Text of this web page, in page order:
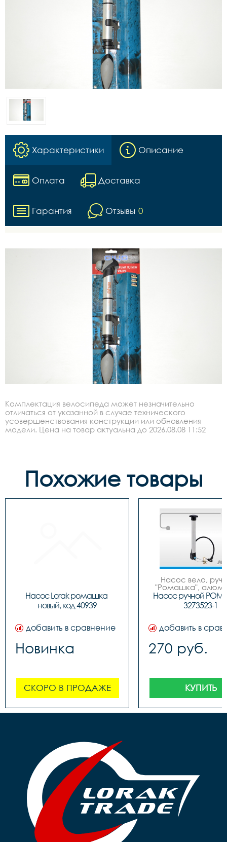
Характеристики Описание
Оплата Доставка
Гарантия Отзывы 0
Комплектация велосипеда может незначительно
отличаться от указанной в случае технического
усовершенствования конструкции или обновления
модели. Цена на товар актуальна до 2026.08.08 11:52
Похожие товары
Насос Lorak ромашка
новый, код 40939
добавить в сравнение
Новинка
СКОРО В ПРОДАЖЕ
Насос вело,
"Ромашка",
обратным
штоком, шланг
Насос ручной
3273523-1
добавить в
270 руб.
КУПИТЬ